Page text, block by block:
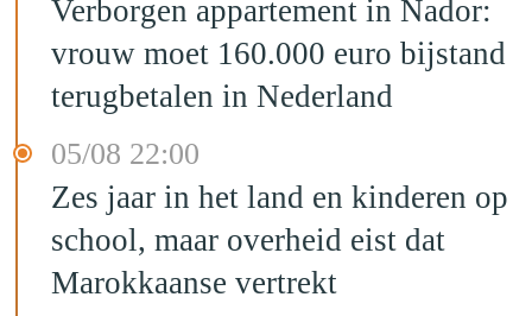
Verborgen appartement in Nador:
vrouw moet 160.000 euro bijstand
terugbetalen in Nederland
05/08 22:00
Zes jaar in het land en kinderen op
school, maar overheid eist dat
Marokkaanse vertrekt